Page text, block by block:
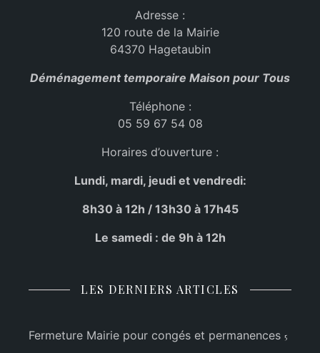
Adresse :
120 route de la Mairie
64370 Hagetaubin
Déménagement temporaire Maison pour Tous
Téléphone :
05 59 67 54 08
Horaires d’ouverture :
Lundi, mardi, jeudi et vendredi:
8h30 à 12h / 13h30 à 17h45
Le samedi : de 9h à 12h
LES DERNIERS ARTICLES
Fermeture Mairie pour congés et permanences 5